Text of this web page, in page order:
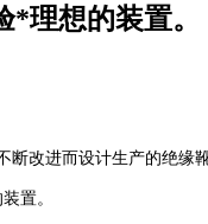
想的装置。
断改进而设计生产的绝缘靴
。